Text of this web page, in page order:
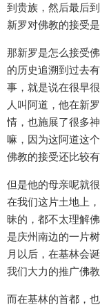
到贵族，然后最后
新罗对佛教的接受
那新罗是怎么接受
的历史追溯到过去
事，就是说在很早
人叫阿道，他在新
情，也施展了很多
嘛，因为这阿道这
佛教的接受还比较
但是他的母亲呢就
在我们这片土地上
昧的，都不太理解
是庆州南边的一片
月以后，在基林会
我们大力的推广佛教
而在基林的首都，